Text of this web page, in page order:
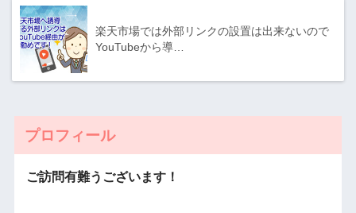
楽天市場では外部リンクの設置は出来ないので
YouTubeから導…
プロフィール
ご訪問有難うございます！